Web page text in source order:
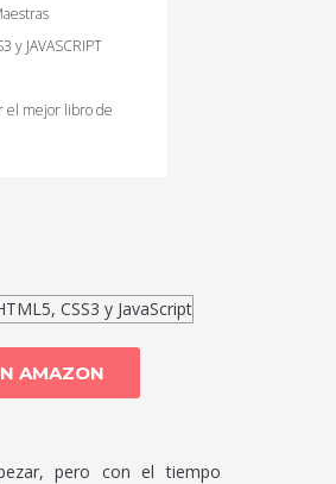
y JAVASCRIPT
el mejor libro de
AMAZON
pero con el tiempo